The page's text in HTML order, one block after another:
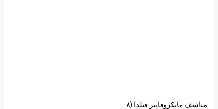
مناشف مايكروفايبر فيلدا (٨